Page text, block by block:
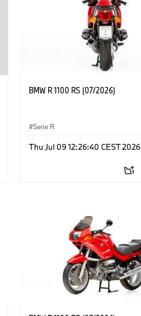
BMW R 1100 RS (07/2026)
Serie R
Thu Jul 09 12:26:40 CEST 2026